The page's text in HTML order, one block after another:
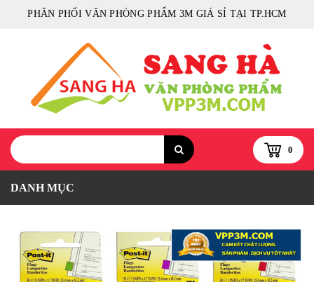
PHÂN PHỐI VĂN PHÒNG PHẨM 3M GIÁ SỈ TẠI TP.HCM
0
DANH MỤC